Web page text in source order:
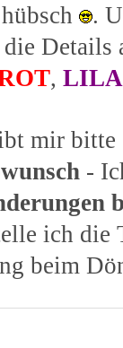
.
Details
,LILA
mir
-
ich
beim